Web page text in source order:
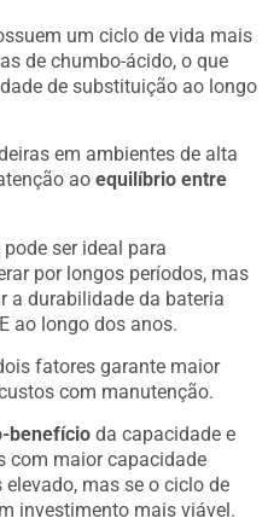
um ciclo de vida mais
de chumbo-ácido, o que
de substituição ao longo
em ambientes de alta
aoequilíbrio entre
ser ideal para
por longos períodos, mas
a durabilidade da bateria
ao longo dos anos.
fatores garante maior
com manutenção.
benefício da capacidade e
com maior capacidade
mas se o ciclo de
investimento mais viável.